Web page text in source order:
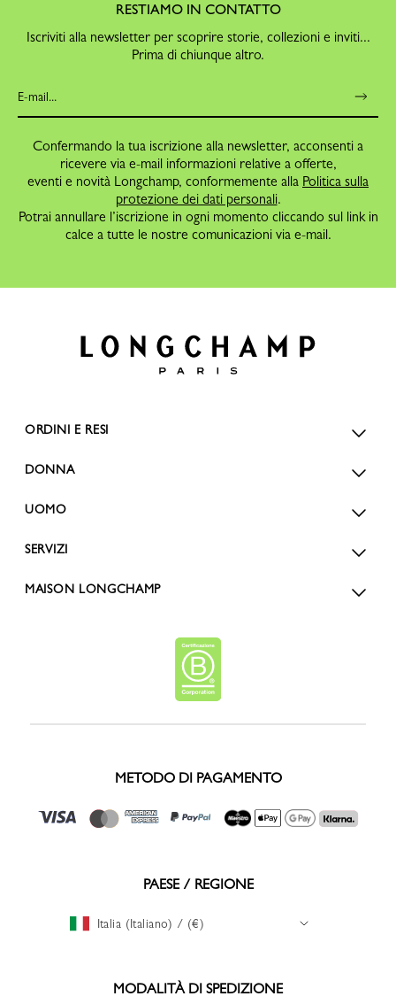
RESTIAMO IN CONTATTO
Iscriviti alla newsletter per scoprire storie, collezioni e inviti...
Prima di chiunque altro.
Confermando la tua iscrizione alla newsletter, acconsenti a
ricevere via e-mail informazioni relative a offerte,
eventi e novità Longchamp, conformemente alla Politica sulla
protezione dei dati personali.
Potrai annullare l’iscrizione in ogni momento cliccando sul link in
calce a tutte le nostre comunicazioni via e-mail.
ORDINI E RESI
DONNA
UOMO
SERVIZI
MAISON LONGCHAMP
METODO DI PAGAMENTO
PAESE / REGIONE
Italia (Italiano) / (€)
MODALITÀ DI SPEDIZIONE